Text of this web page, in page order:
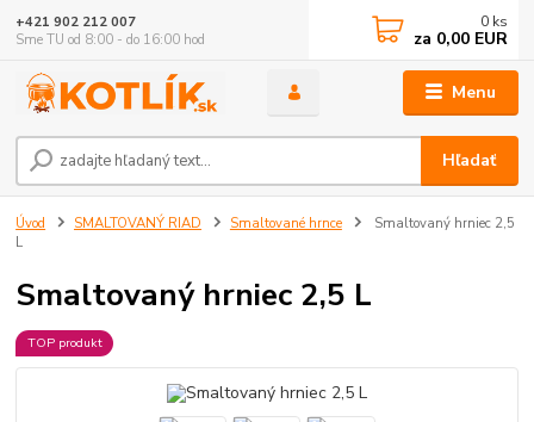
Menu
Hľadať
+421 902 212 007
Sme TU od 8:00 - do 16:00 hod
0 ks
za 0,00 EUR
Úvod SMALTOVANÝ RIAD Smaltované hrnce
Smaltovaný hrniec 2,5
L
Smaltovaný hrniec 2,5 L
TOP produkt